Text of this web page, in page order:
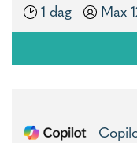
1 dag
Max